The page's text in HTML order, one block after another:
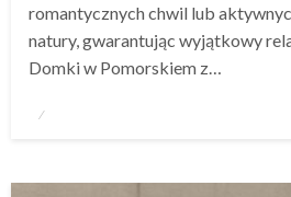
romantycznych chwil lub
natury, gwarantując wyjątkowy
Domki w Pomorskiem z…
Opublikowane